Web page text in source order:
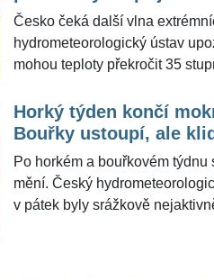
Moravy až na extrémní stupeň.
portálu Meteocentrum.cz pro
že Česko zažívá druhou
Česko čeká další vlna
hydrometeorologický ústav
mohou teploty překročit 35
Současně platí výstrahy před
zátěží teplem, vysokými a
které mohou zatížit zdraví lidí,
sociální služby. Meteorologové
Meteocentrum.cz pro
riziko extrémních maxim se
Horký týden končí
Bouřky ustoupí, ale
Po horkém a bouřkovém týdnu
mění. Český
v pátek byly srážkově